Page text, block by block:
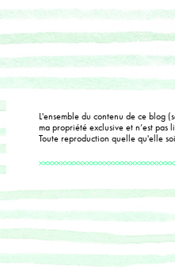
L'ensemble du contenu de ce blog
ma propriété exclusive et n’est pas
Toute reproduction quelle qu'elle